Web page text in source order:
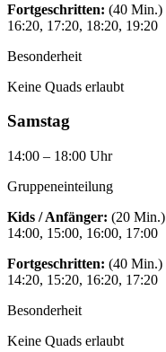
Fortgeschritten: (40 Min.)
16:20, 17:20, 18:20, 19:20
Besonderheit
Keine Quads erlaubt
Samstag
14:00 – 18:00 Uhr
Gruppeneinteilung
Kids / Anfänger: (20 Min.)
14:00, 15:00, 16:00, 17:00
Fortgeschritten: (40 Min.)
14:20, 15:20, 16:20, 17:20
Besonderheit
Keine Quads erlaubt